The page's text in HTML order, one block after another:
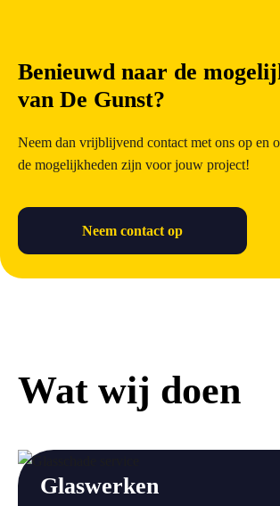
Benieuwd naar de
van De Gunst?
Neem dan vrijblijvend contact met ons op en
de mogelijkheden zijn voor jouw project!
Neem contact op
Wat wij doen
Glaswerken
a